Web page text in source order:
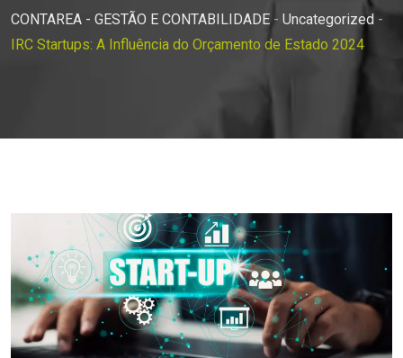
CONTAREA - GESTÃO E CONTABILIDADE - Uncategorized -
IRC Startups: A Influência do Orçamento de Estado 2024